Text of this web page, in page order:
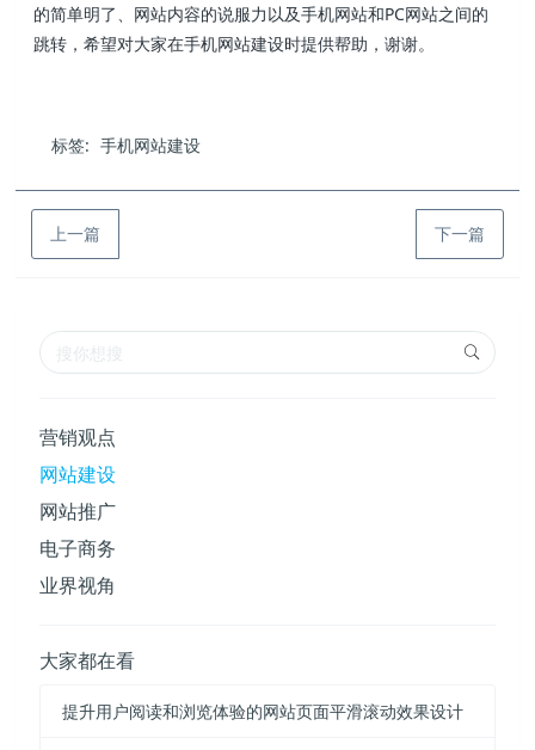
的简单明了、网站内容的说服力以及手机网站和PC网站之间的
跳转，希望对大家在手机网站建设时提供帮助，谢谢。
标签: 手机网站建设
上一篇 下一篇
营销观点
网站建设
网站推广
电子商务
业界视角
大家都在看
提升用户阅读和浏览体验的网站页面平滑滚动效果设计